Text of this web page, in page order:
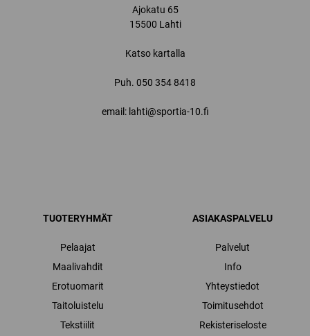
Ajokatu 65
15500 Lahti
Katso kartalla
Puh. 050 354 8418
email: lahti@sportia-10.fi
TUOTERYHMÄT
Pelaajat
Maalivahdit
Erotuomarit
Taitoluistelu
Tekstiilit
ASIAKASPALVELU
Palvelut
Info
Yhteystiedot
Toimitusehdot
Rekisteriseloste